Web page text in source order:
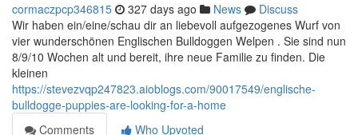
cormaczpcp346815 327 days ago News
Discuss
Wir haben ein/eine/schau dir an liebevoll aufgezogenes Wurf von
vier wunderschönen Englischen Bulldoggen Welpen . Sie sind nun
8/9/10 Wochen alt und bereit, ihre neue Familie zu finden. Die
kleinen
https://stevezvqp247823.aioblogs.com/90017549/englische-
bulldogge-puppies-are-looking-for-a-home
Comments
Who Upvoted